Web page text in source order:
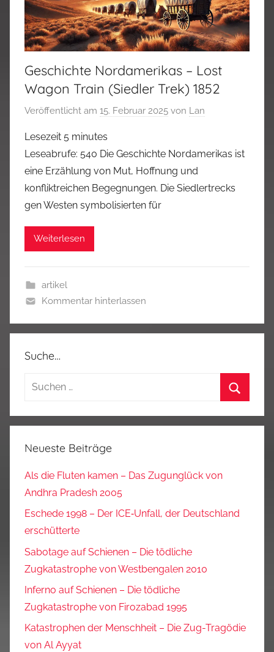
Geschichte Nordamerikas – Lost
Wagon Train (Siedler Trek) 1852
Veröffentlicht am 15. Februar 2025 von Lan
Lesezeit 5 minutes
Leseabrufe: 540 Die Geschichte Nordamerikas ist
eine Erzählung von Mut, Hoffnung und
konfliktreichen Begegnungen. Die Siedlertrecks
gen Westen symbolisierten für
Weiterlesen
artikel
Kommentar hinterlassen
Suche…
Suchen
Neueste Beiträge
Als die Fluten kamen – Das Zugunglück von
Andhra Pradesh 2005
Eschede 1998 – Der ICE‑Unfall, der Deutschland
erschütterte
Sabotage auf Schienen – Die tödliche
Zugkatastrophe von Westbengalen 2010
Inferno auf Schienen – Die tödliche
Zugkatastrophe von Firozabad 1995
Katastrophen der Menschheit – Die Zug-Tragödie
von Al Ayyat